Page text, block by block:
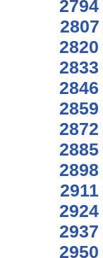
2794
2807
2820
2833
2846
2859
2872
2885
2898
2911
2924
2937
2950